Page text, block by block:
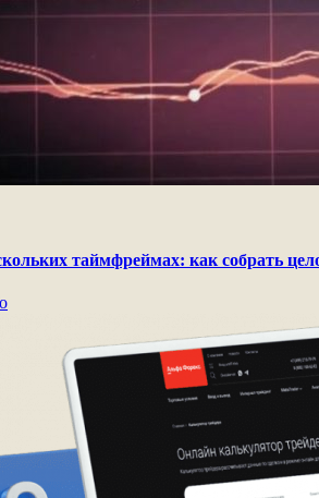
таймфреймах: как собрать